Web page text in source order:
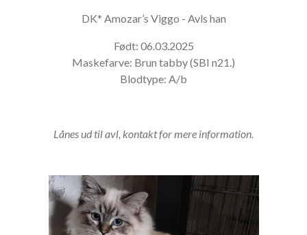
DK* Amozar’s Viggo - Avls han
Født: 06.03.2025
Maskefarve: Brun tabby (SBI n21.)
Blodtype: A/b
Lånes ud til avl, kontakt for mere information.